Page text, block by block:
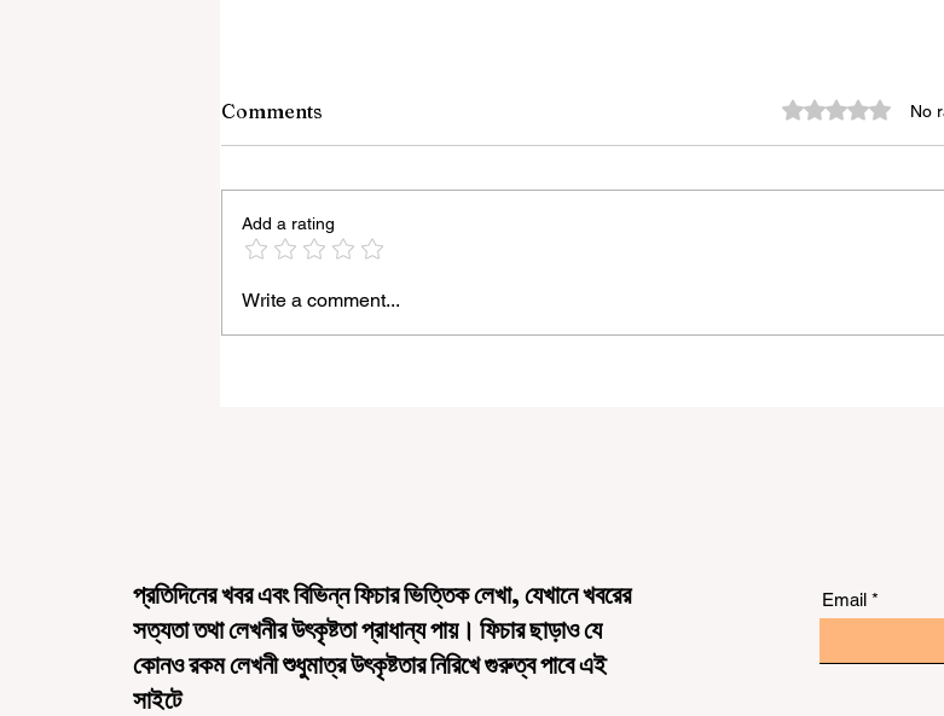
রাজ্যে ‘হর ঘর তেরঙ্গা’ কর্মসূচির আনুষ্ঠানিক সূচনা
করলেন মুখ্যমন্ত্রী শুভেন্দু অধিকারী
Comments Rated 0 out of 5 No
Add a rating
Write a comment...
প্রতিদিনের খবর এবং বিভিন্ন ফিচার ভিত্তিক লেখা, যেখানে খবরের
সত্যতা তথা লেখনীর উৎকৃষ্টতা প্রাধান্য পায়। ফিচার ছাড়াও যে
কোনও রকম লেখনী শুধুমাত্র উৎকৃষ্টতার নিরিখে গুরুত্ব পাবে এই
সাইটে
Email